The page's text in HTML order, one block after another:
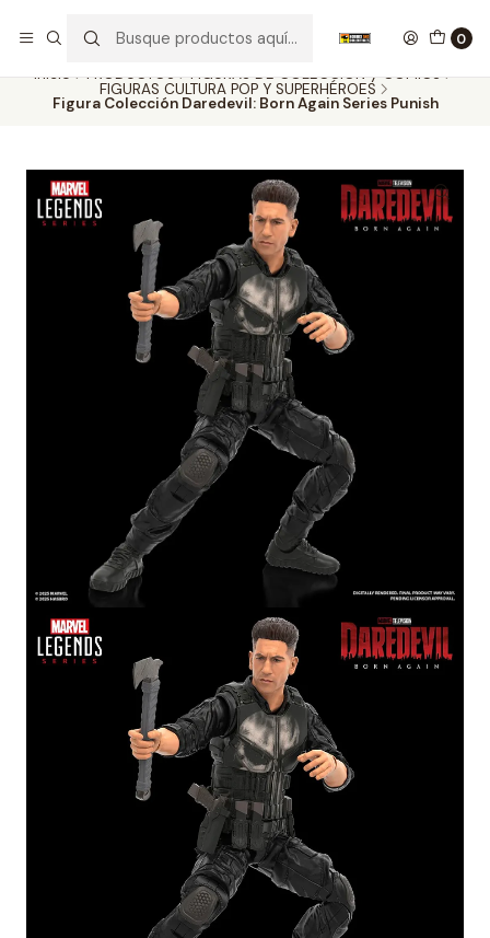
0
Inicio PRODUCTOS
FIGURAS DE COLECCIÓN y COMICS
FIGURAS CULTURA POP Y SUPERHÉROES
Figura Colección Daredevil: Born Again Series Punish